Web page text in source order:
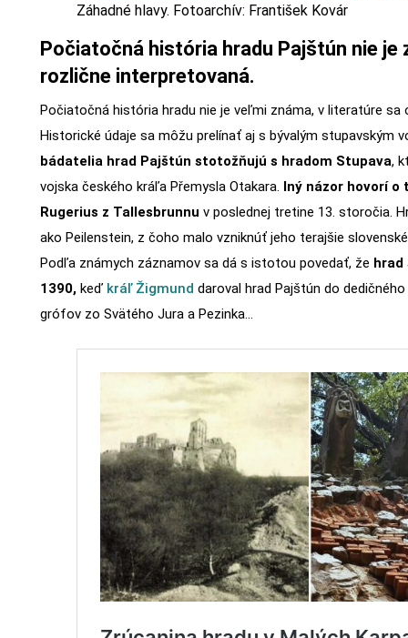
Záhadné hlavy. Fotoarchív: František Kovár
Počiatočná história hradu Pajštún nie je
rozlične interpretovaná.
Počiatočná história hradu nie je veľmi známa, v literatúre sa
Historické údaje sa môžu prelínať aj s bývalým stupavským
bádatelia hrad Pajštún stotožňujú s hradom Stupava,
vojska českého kráľa Přemysla Otakara. Iný názor hovorí o
Rugerius z Tallesbrunnu v poslednej tretine 13. storočia.
ako Peilenstein, z čoho malo vzniknúť jeho terajšie
Podľa známych záznamov sa dá s istotou povedať, že hrad
1390, keď kráľ Žigmund daroval hrad Pajštún do
grófov zo Svätého Jura a Pezinka…